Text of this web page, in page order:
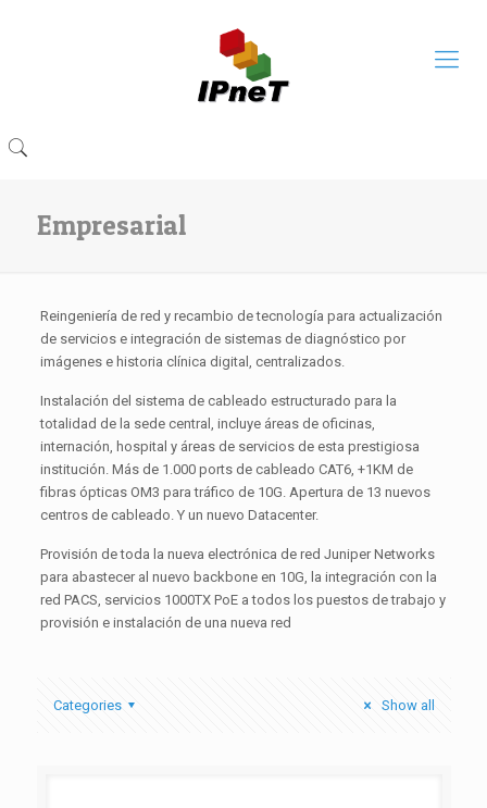
Empresarial
Reingeniería de red y recambio de tecnología para actualización
de servicios e integración de sistemas de diagnóstico por
imágenes e historia clínica digital, centralizados.
Instalación del sistema de cableado estructurado para la
totalidad de la sede central, incluye áreas de oficinas,
internación, hospital y áreas de servicios de esta prestigiosa
institución. Más de 1.000 ports de cableado CAT6, +1KM de
fibras ópticas OM3 para tráfico de 10G. Apertura de 13 nuevos
centros de cableado. Y un nuevo Datacenter.
Provisión de toda la nueva electrónica de red Juniper Networks
para abastecer al nuevo backbone en 10G, la integración con la
red PACS, servicios 1000TX PoE a todos los puestos de trabajo y
provisión e instalación de una nueva red
Categories Show all